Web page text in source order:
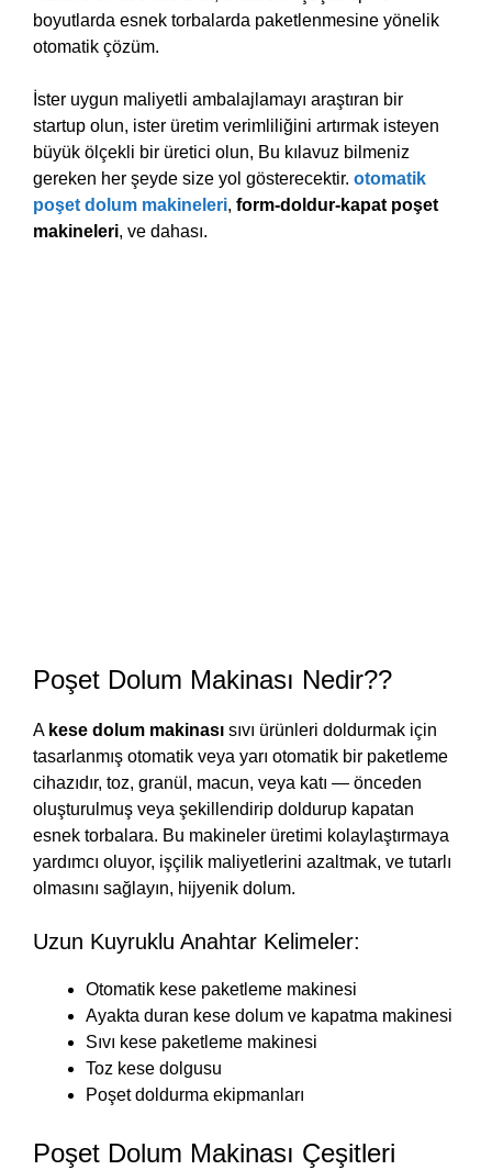
boyutlarda esnek torbalarda paketlenmesine yönelik
otomatik çözüm.
İster uygun maliyetli ambalajlamayı araştıran bir
startup olun, ister üretim verimliliğini artırmak isteyen
büyük ölçekli bir üretici olun, Bu kılavuz bilmeniz
gereken her şeyde size yol gösterecektir. otomatik
poşet dolum makineleri, form-doldur-kapat poşet
makineleri, ve dahası.
Poşet Dolum Makinası Nedir??
A kese dolum makinası sıvı ürünleri doldurmak için
tasarlanmış otomatik veya yarı otomatik bir paketleme
cihazıdır, toz, granül, macun, veya katı — önceden
oluşturulmuş veya şekillendirip doldurup kapatan
esnek torbalara. Bu makineler üretimi kolaylaştırmaya
yardımcı oluyor, işçilik maliyetlerini azaltmak, ve tutarlı
olmasını sağlayın, hijyenik dolum.
Uzun Kuyruklu Anahtar Kelimeler:
Otomatik kese paketleme makinesi
Ayakta duran kese dolum ve kapatma makinesi
Sıvı kese paketleme makinesi
Toz kese dolgusu
Poşet doldurma ekipmanları
Poşet Dolum Makinası Çeşitleri